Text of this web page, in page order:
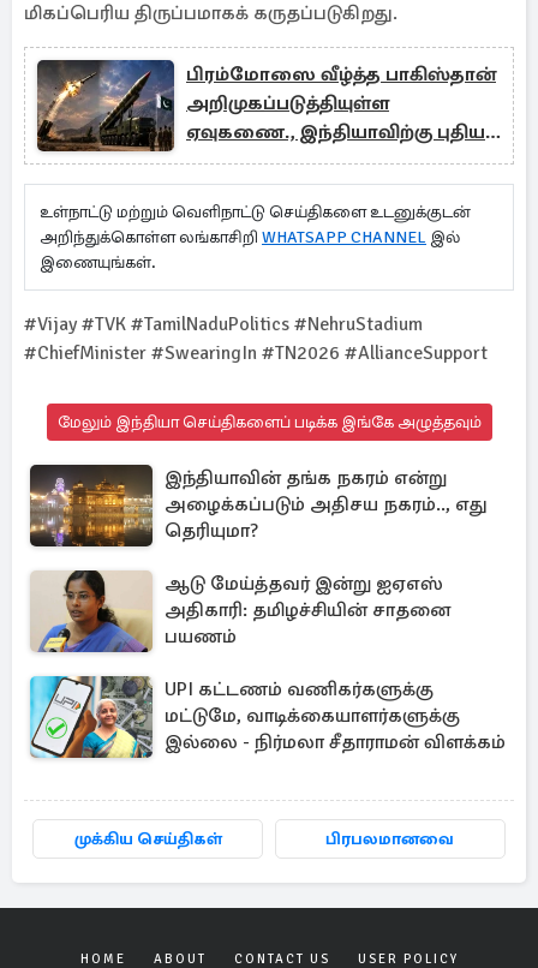
மிகப்பெரிய திருப்பமாகக் கருதப்படுகிறது.
பிரம்மோஸை வீழ்த்த பாகிஸ்தான்
அறிமுகப்படுத்தியுள்ள
ஏவுகணை., இந்தியாவிற்கு புதிய
சவால்
உள்நாட்டு மற்றும் வெளிநாட்டு செய்திகளை உடனுக்குடன்
அறிந்துக்கொள்ள லங்காசிறி WHATSAPP CHANNEL இல்
இணையுங்கள்.
#Vijay #TVK #TamilNaduPolitics #NehruStadium
#ChiefMinister #SwearingIn #TN2026 #AllianceSupport
மேலும் இந்தியா செய்திகளைப் படிக்க இங்கே அழுத்தவும்
இந்தியாவின் தங்க நகரம் என்று
அழைக்கப்படும் அதிசய நகரம்.., எது
தெரியுமா?
ஆடு மேய்த்தவர் இன்று ஐஏஎஸ்
அதிகாரி: தமிழச்சியின் சாதனை
பயணம்
UPI கட்டணம் வணிகர்களுக்கு
மட்டுமே, வாடிக்கையாளர்களுக்கு
இல்லை - நிர்மலா சீதாராமன் விளக்கம்
முக்கிய செய்திகள் பிரபலமானவை
HOME ABOUT CONTACT US USER POLICY